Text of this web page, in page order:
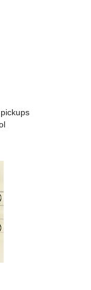
Polar White